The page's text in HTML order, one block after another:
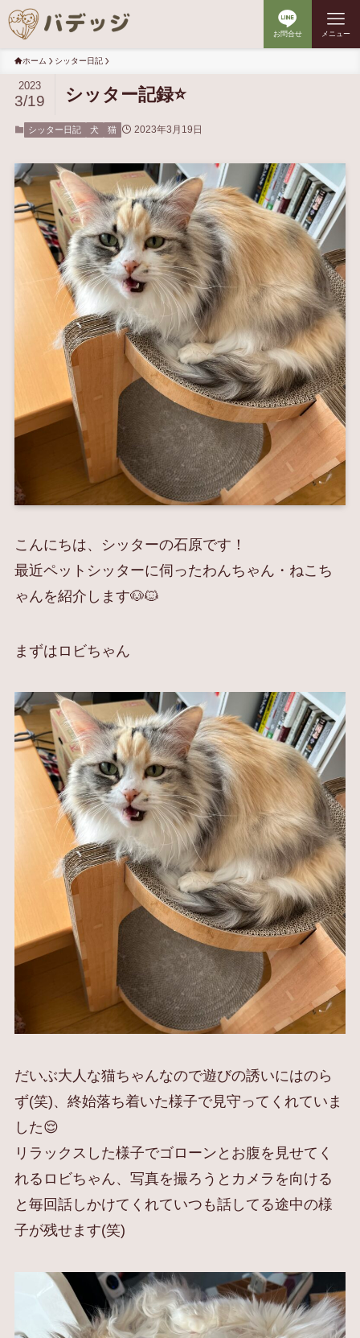
お問合せ メニュー
ホーム シッター日記
シッター記録⭐️
2023
3/19
シッター日記 犬 猫 2023年3月19日
こんにちは、シッターの石原です！
最近ペットシッターに伺ったわんちゃん・ねこち
ゃんを紹介します🐶🐱
まずはロビちゃん
だいぶ大人な猫ちゃんなので遊びの誘いにはのら
ず(笑)、終始落ち着いた様子で見守ってくれていま
した😌
リラックスした様子でゴローンとお腹を見せてく
れるロビちゃん、写真を撮ろうとカメラを向ける
と毎回話しかけてくれていつも話してる途中の様
子が残せます(笑)